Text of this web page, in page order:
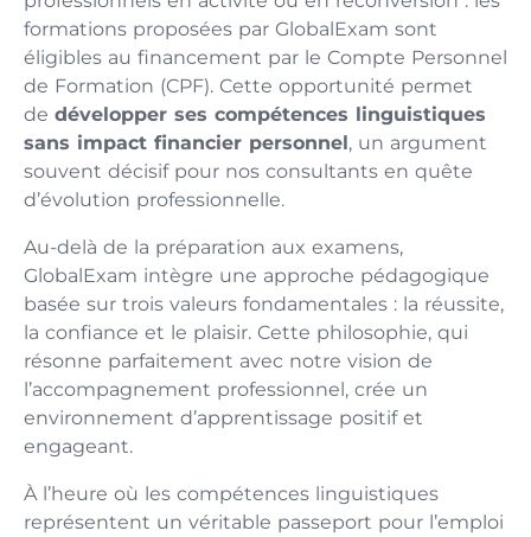
formations proposées par GlobalExam sont
éligibles au financement par le Compte Personnel
de Formation (CPF). Cette opportunité permet
de développer ses compétences linguistiques
sans impact financier personnel, un argument
souvent décisif pour nos consultants en quête
d’évolution professionnelle.
Au-delà de la préparation aux examens,
GlobalExam intègre une approche pédagogique
basée sur trois valeurs fondamentales : la réussite,
la confiance et le plaisir. Cette philosophie, qui
résonne parfaitement avec notre vision de
l’accompagnement professionnel, crée un
environnement d’apprentissage positif et
engageant.
À l’heure où les compétences linguistiques
représentent un véritable passeport pour l’emploi